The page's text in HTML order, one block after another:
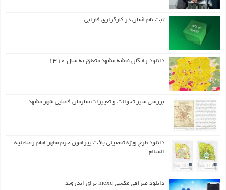
ثبت نام آسان در کارگزاری فارابی
دانلود رایگان نقشه مشهد متعلق به سال ۱۳۱۰
بررسی سیر تحوالت و تغییرات سازمان فضایی شهر مشهد
دانلود طرح ويژه تفصيلي بافت پيرامون حرم مطهر امام رضاعليه
السلام
دانلود صرافی مکسی mexc برای اندروید